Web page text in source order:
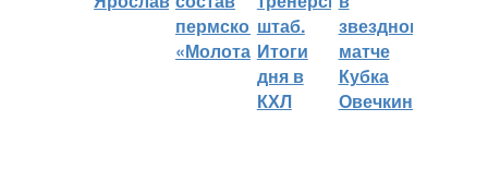
пермского
«Молота»
штаб.
Итоги
дня в
КХЛ
звездном
матче
Кубка
Овечкина